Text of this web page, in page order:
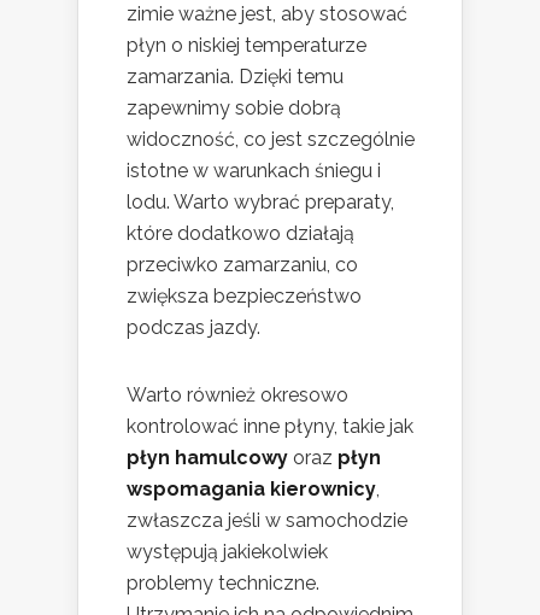
zimie ważne jest, aby stosować
płyn o niskiej temperaturze
zamarzania. Dzięki temu
zapewnimy sobie dobrą
widoczność, co jest szczególnie
istotne w warunkach śniegu i
lodu. Warto wybrać preparaty,
które dodatkowo działają
przeciwko zamarzaniu, co
zwiększa bezpieczeństwo
podczas jazdy.
Warto również okresowo
kontrolować inne płyny, takie jak
płyn hamulcowy oraz płyn
wspomagania kierownicy,
zwłaszcza jeśli w samochodzie
występują jakiekolwiek
problemy techniczne.